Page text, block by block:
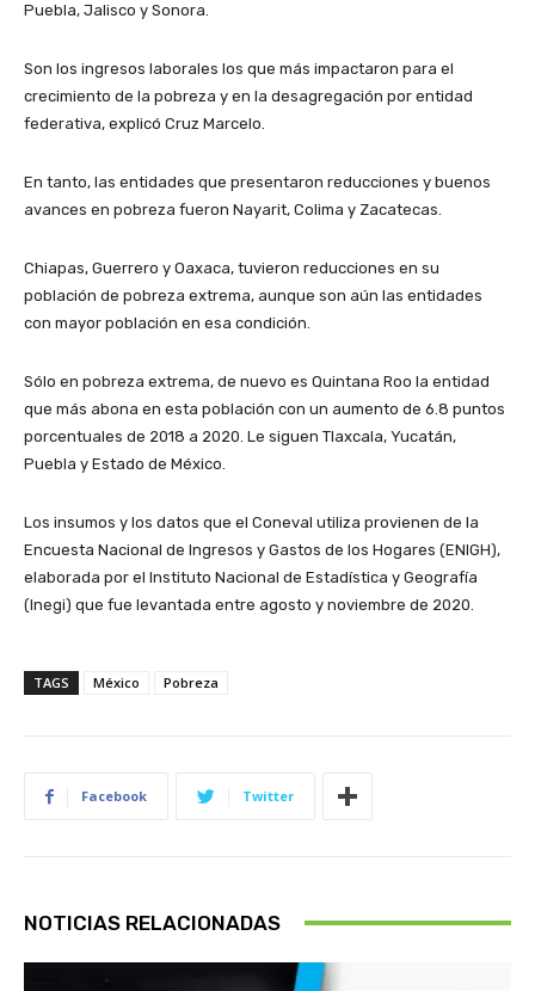
Puebla, Jalisco y Sonora.
Son los ingresos laborales los que más impactaron para el
crecimiento de la pobreza y en la desagregación por entidad
federativa, explicó Cruz Marcelo.
En tanto, las entidades que presentaron reducciones y buenos
avances en pobreza fueron Nayarit, Colima y Zacatecas.
Chiapas, Guerrero y Oaxaca, tuvieron reducciones en su
población de pobreza extrema, aunque son aún las entidades
con mayor población en esa condición.
Sólo en pobreza extrema, de nuevo es Quintana Roo la entidad
que más abona en esta población con un aumento de 6.8 puntos
porcentuales de 2018 a 2020. Le siguen Tlaxcala, Yucatán,
Puebla y Estado de México.
Los insumos y los datos que el Coneval utiliza provienen de la
Encuesta Nacional de Ingresos y Gastos de los Hogares (ENIGH),
elaborada por el Instituto Nacional de Estadística y Geografía
(Inegi) que fue levantada entre agosto y noviembre de 2020.
TAGS México Pobreza
Facebook Twitter
NOTICIAS RELACIONADAS